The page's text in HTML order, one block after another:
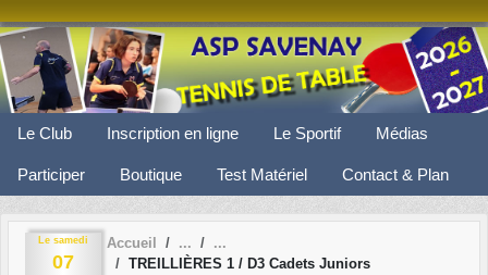
Le Club Inscription en ligne Le Sportif Médias
Participer Boutique Test Matériel Contact & Plan
Le samedi
07
Accueil
TREILLIÈRES 1 / D3 Cadets Juniors